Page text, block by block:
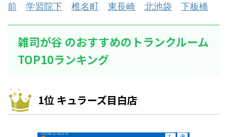
前
学習院下 椎名町 東長崎 北池袋 下板橋
雑司が谷 のおすすめのトランクルーム
TOP10ランキング
1位 キュラーズ目白店